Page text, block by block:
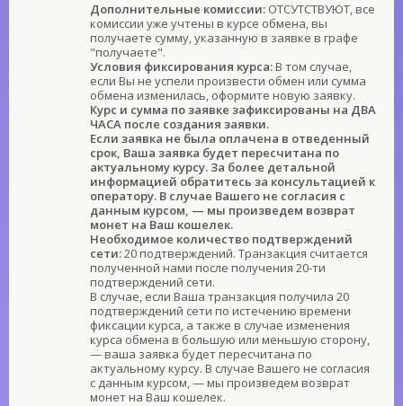
Дополнительные комиссии: ОТСУТСТВУЮТ, все
комиссии уже учтены в курсе обмена, вы
получаете сумму, указанную в заявке в графе
"получаете".
Условия фиксирования курса: В том случае,
если Вы не успели произвести обмен или сумма
обмена изменилась, оформите новую заявку.
Курс и сумма по заявке зафиксированы на ДВА
ЧАСА после создания заявки.
Если заявка не была оплачена в отведенный
срок, Ваша заявка будет пересчитана по
актуальному курсу. За более детальной
информацией обратитесь за консультацией к
оператору. В случае Вашего не согласия с
данным курсом, — мы произведем возврат
монет на Ваш кошелек.
Необходимое количество подтверждений
сети:20 подтверждений. Транзакция считается
полученной нами после получения 20-ти
подтверждений сети.
В случае, если Ваша транзакция получила 20
подтверждений сети по истечению времени
фиксации курса, а также в случае изменения
курса обмена в большую или меньшую сторону,
— ваша заявка будет пересчитана по
актуальному курсу. В случае Вашего не согласия
с данным курсом, — мы произведем возврат
монет на Ваш кошелек.